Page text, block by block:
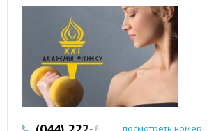
посмотреть номер